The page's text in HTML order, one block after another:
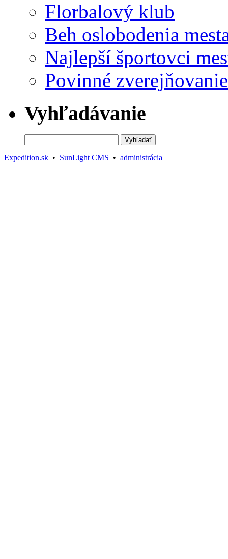
Florbalový klub
Beh oslobodenia
Najlepší športovci
Povinné zverejňovanie
Vyhľadávanie
Expedition.sk • SunLight CMS • administrácia